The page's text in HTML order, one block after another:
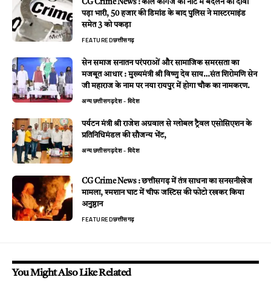
CG Crime News : काले कागज को नोट में बदलने का दावा
पड़ा भारी, 50 हजार की डिमांड के बाद पुलिस ने मास्टरमाइंड
समेत 3 को पकड़ा
FEATUREDछत्तीसगढ़
सेन समाज सनातन परंपराओं और सामाजिक समरसता का
मजबूत आधार : मुख्यमंत्री श्री विष्णु देव साय…संत शिरोमणि सेन
जी महाराज के नाम पर नया रायपुर में होगा चौक का नामकरण.
अन्यछत्तीसगढ़देश - विदेश
पर्यटन मंत्री श्री राजेश अग्रवाल से ग्लोबल ट्रैवल एसोसिएशन के
प्रतिनिधिमंडल की सौजन्य भेंट,
अन्यछत्तीसगढ़देश - विदेश
CG Crime News : छत्तीसगढ़ में तंत्र साधना का सनसनीखेज
मामला, श्मशान घाट में चीफ जस्टिस की फोटो रखकर किया
अनुष्ठान
FEATUREDछत्तीसगढ़
You Might Also Like Related